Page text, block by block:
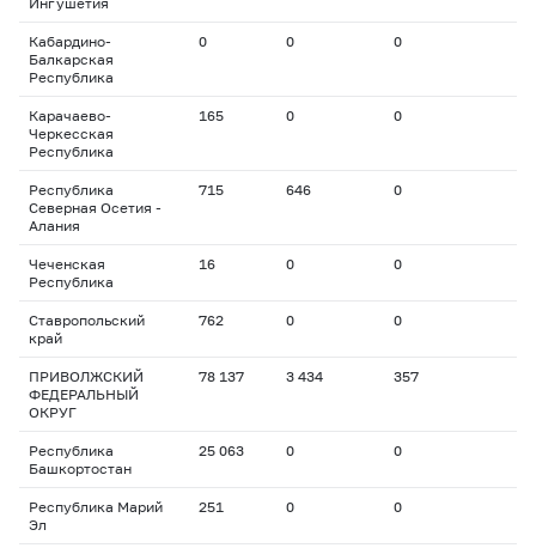
Кабардино-
Балкарская
Республика
0 0 0
Карачаево-
Черкесская
Республика
165 0 0
Республика
Северная Осетия -
Алания
715 646 0
Чеченская
Республика
16 0 0
Ставропольский
край
762 0 0
ПРИВОЛЖСКИЙ
ФЕДЕРАЛЬНЫЙ
ОКРУГ
78 137 3 434 357
Республика
Башкортостан
25 063 0 0
Республика Марий
Эл
251 0 0